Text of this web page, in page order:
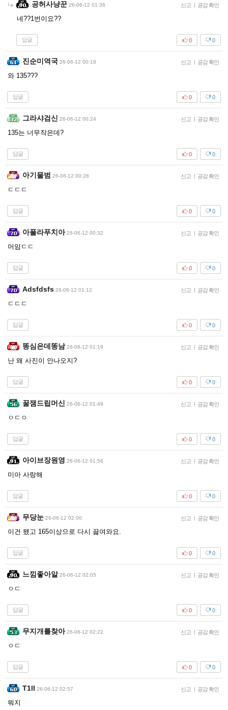
공허사냥꾼 26-06-12 01:36 신고 | 공감 확인
네??1번이요??
답글 0
0
진순미역국 26-06-12 00:18 신고 | 공감 확인
와 135???
답글 0
0
그라샤검신 26-06-12 00:24 신고 | 공감 확인
135는 너무작은데?
답글 0
0
아기물범 26-06-12 00:28 신고 | 공감 확인
ㄷㄷㄷ
답글 0
0
아풀라푸치아 26-06-12 00:32 신고 | 공감 확인
머임ㄷㄷ
답글 0
0
Adsfdsfs 26-06-12 01:12 신고 | 공감 확인
ㄷㄷㄷ
답글 0
0
똥심은데똥남 26-06-12 01:19 신고 | 공감 확인
난 왜 사진이 안나오지?
답글 0
0
꿀잼드립머신 26-06-12 01:49 신고 | 공감 확인
ㅇㄷㅇ
답글 0
0
아이브장원영 26-06-12 01:56 신고 | 공감 확인
미아 사랑해
답글 0
0
무당눈 26-06-12 02:00 신고 | 공감 확인
이건 됐고 165이상으로 다시 끓여와요.
답글 0
0
느낌좋아알 26-06-12 02:05 신고 | 공감 확인
ㅇㄷ
답글 0
0
무지개를찾아 26-06-12 02:22 신고 | 공감 확인
ㅇㄷ
답글 0
0
T1ll 26-06-12 02:57 신고 | 공감 확인
뭐지